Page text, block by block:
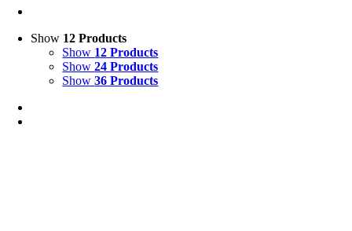
Show 12 Products
Show 12 Products
Show24 Products
Show36 Products